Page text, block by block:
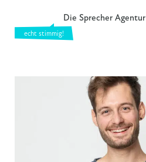
Die Sprecher Agentur